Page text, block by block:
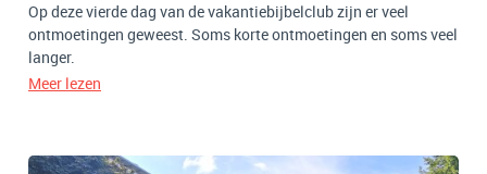
Op deze vierde dag van de vakantiebijbelclub zijn er veel
ontmoetingen geweest. Soms korte ontmoetingen en soms veel
langer.
Meer lezen